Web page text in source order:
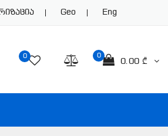
Geo Eng
0
0.00 ₾
0